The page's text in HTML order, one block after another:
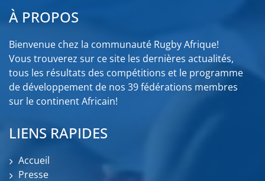
À PROPOS
Bienvenue chez la communauté Rugby Afrique!
Vous trouverez sur ce site les dernières actualités,
tous les résultats des compétitions et le programme
de développement de nos 39 fédérations membres
sur le continent Africain!
LIENS RAPIDES
Accueil
Presse